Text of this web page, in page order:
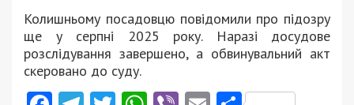
Колишньому посадовцю повідомили про підозру
ще у серпні 2025 року. Наразі досудове
розслідування завершено, а обвинувальний акт
скеровано до суду.